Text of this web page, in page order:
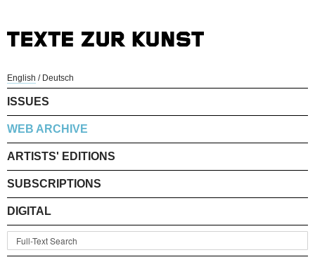
English / Deutsch
ISSUES
WEB ARCHIVE
ARTISTS' EDITIONS
SUBSCRIPTIONS
DIGITAL